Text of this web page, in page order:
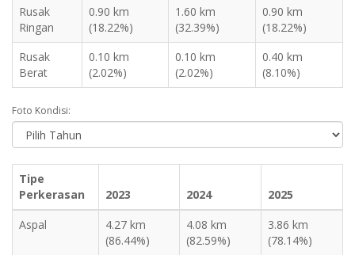
Rusak
Ringan
0.90 km
(18.22%)
1.60 km
(32.39%)
0.90 km
(18.22%)
Rusak
Berat
0.10 km
(2.02%)
0.10 km
(2.02%)
0.40 km
(8.10%)
Foto Kondisi:
Tipe
Perkerasan
2023 2024
2025
Aspal
4.27 km
(86.44%)
4.08 km
(82.59%)
3.86 km
(78.14%)